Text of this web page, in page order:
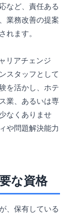
など、責任ある
業務改善の提案
れます。
リアチェンジ
スタッフとして
を活かし、ホテ
業、あるいは専
なくありませ
や問題解決能力
な資格
、保有している